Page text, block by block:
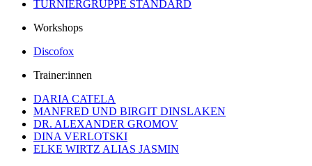
TURNIERGRUPPE STANDARD
Workshops
Discofox
Trainer:innen
DARIA CATELA
MANFRED UND BIRGIT DINSLAKEN
DR. ALEXANDER GROMOV
DINA VERLOTSKI
ELKE WIRTZ ALIAS JASMIN